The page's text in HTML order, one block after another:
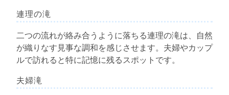
連理の滝
二つの流れが絡み合うように落ちる連理の滝は、自然
が織りなす見事な調和を感じさせます。夫婦やカップ
ルで訪れると特に記憶に残るスポットです。
夫婦滝